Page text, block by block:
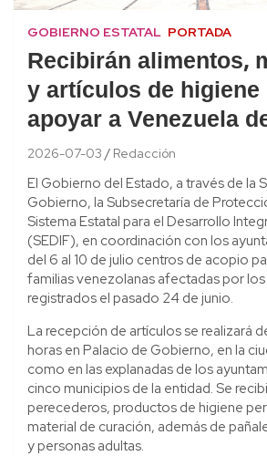
GOBIERNO ESTATAL PORTADA
Recibirán alimentos,
y artículos de higiene
apoyar a Venezuela
2026-07-03 Redacción
El Gobierno del Estado, a través de la
Gobierno, la Subsecretaría de
Sistema Estatal para el Desarrollo
(SEDIF), en coordinación con los
del 6 al 10 de julio centros de acopio
familias venezolanas afectadas por
registrados el pasado 24 de junio.
La recepción de artículos se realizará
horas en Palacio de Gobierno, en la
como en las explanadas de los
cinco municipios de la entidad. Se
perecederos, productos de higiene
material de curación, además de
y personas adultas.